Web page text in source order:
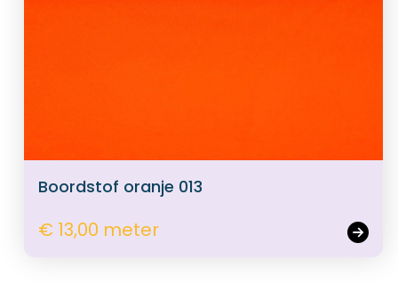
Boordstof oranje 013
€ 13,00 meter